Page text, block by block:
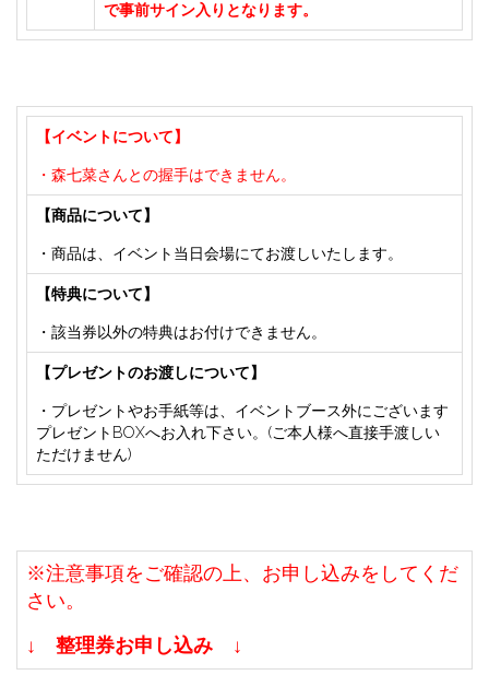
で事前サイン入りとなります。
【イベントについて】
・森七菜さんとの握手はできません。
【商品について】
・商品は、イベント当日会場にてお渡しいたします。
【特典について】
・該当券以外の特典はお付けできません。
【プレゼントのお渡しについて】
・プレゼントやお手紙等は、イベントブース外にございます
プレゼントBOXへお入れ下さい。(ご本人様へ直接手渡しい
ただけません)
※注意事項をご確認の上、お申し込みをしてくだ
さい。
↓ 整理券お申し込み ↓